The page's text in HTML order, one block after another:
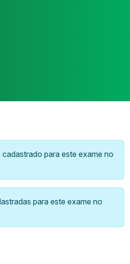
para este exame no
para este exame no